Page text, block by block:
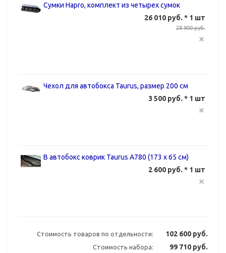
Сумки Hapro, комплект из четырех сумок
26 010 руб. * 1 шт
28 900 руб.
Чехол для автобокса Taurus, размер 200 cм
3 500 руб. * 1 шт
B автобокс коврик Taurus А780 (173 х 65 см)
2 600 руб. * 1 шт
Стоимость товаров по отдельности: 102 600 руб.
Стоимость набора: 99 710 руб.